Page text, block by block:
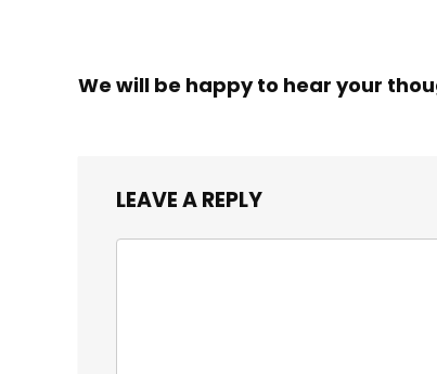
We will be happy to hear your
LEAVE A REPLY